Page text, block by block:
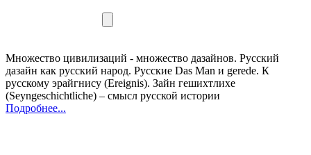
Множество цивилизаций - множество дазайнов. Русский
дазайн как русский народ. Русские Das Man и gerede. К
русскому эрайгнису (Ereignis). Зайн гешихтлихе
(Seyngeschichtliche) – смысл русской истории
Подробнее...